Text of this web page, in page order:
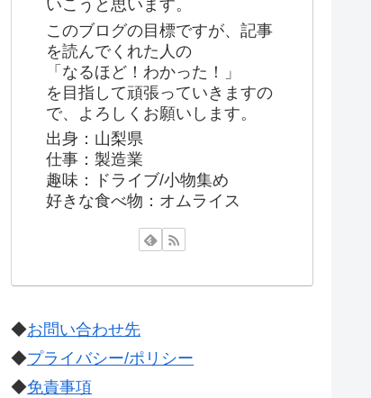
いこうと思います。
このブログの目標ですが、記事
を読んでくれた人の
「なるほど！わかった！」
を目指して頑張っていきますの
で、よろしくお願いします。
出身：山梨県
仕事：製造業
趣味：ドライブ/小物集め
好きな食べ物：オムライス
◆お問い合わせ先
◆プライバシー/ポリシー
◆免責事項